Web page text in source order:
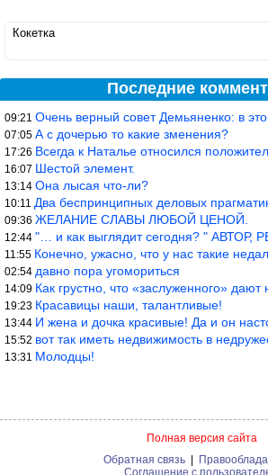
Кокетка
Последние
09:21 Очень верный совет Демьяненко: в этой
07:05 А с дочерью то какие зменения?
17:26 Всегда к Наталье относился положительно…
16:07 Шестой элемент.
13:14 Она лысая что-ли?
10:11 Два беспринципных деловых прагматика
09:36 ЖЕЛАНИЕ СЛАВЫ ЛЮБОЙ ЦЕНОЙ.
12:44 "… и как выглядит сегодня? "
11:55 Конечно, ужасно, что у нас такие
02:54 давно пора угомориться
14:09 Как грустно, что «заслуженного» дают не
19:23 Красавицы наши, талантливые!
13:44 И жена и дочка красивые! Да и он
15:52 вот так иметь недвижимость в
13:31 Молодцы!
Полная версия сайта
Обратная связь |
Соглашение с